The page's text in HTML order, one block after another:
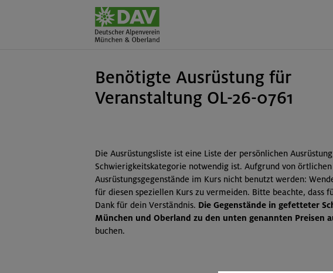
Benötigte Ausrüstung für
Veranstaltung OL-26-0761
Die Ausrüstungsliste ist eine Liste der persönlichen
Schwierigkeitskategorie notwendig ist. Aufgrund von
Ausrüstungsgegenstände im Kurs nicht benutzt werden:
für diesen speziellen Kurs zu vermeiden. Bitte beachte, dass
Dank für dein Verständnis. Die Gegenstände in gefetteter
München und Oberland zu den unten genannten Preisen
buchen.